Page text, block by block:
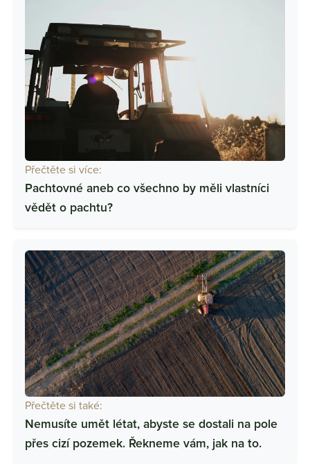
Přečtěte si více:
Pachtovné aneb co všechno by měli vlastníci
vědět o pachtu?
Přečtěte si také:
Nemusíte umět létat, abyste se dostali na pole
přes cizí pozemek. Řekneme vám, jak na to.